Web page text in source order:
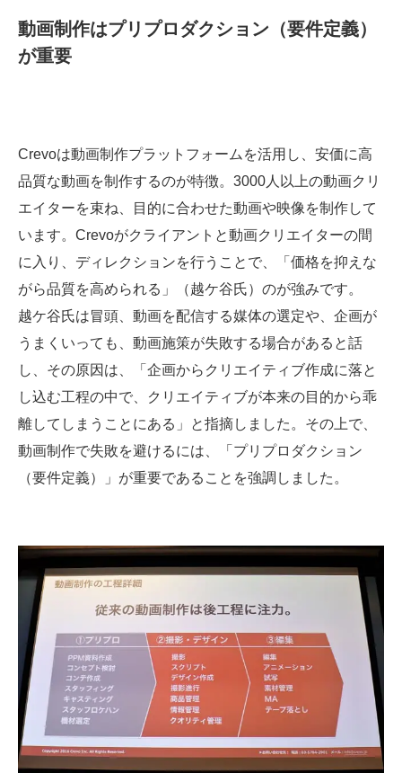
動画制作はプリプロダクション（要件定義）
が重要
Crevoは動画制作プラットフォームを活用し、安価に高
品質な動画を制作するのが特徴。3000人以上の動画クリ
エイターを束ね、目的に合わせた動画や映像を制作して
います。Crevoがクライアントと動画クリエイターの間
に入り、ディレクションを行うことで、「価格を抑えな
がら品質を高められる」（越ケ谷氏）のが強みです。
越ケ谷氏は冒頭、動画を配信する媒体の選定や、企画が
うまくいっても、動画施策が失敗する場合があると話
し、その原因は、「企画からクリエイティブ作成に落と
し込む工程の中で、クリエイティブが本来の目的から乖
離してしまうことにある」と指摘しました。その上で、
動画制作で失敗を避けるには、「プリプロダクション
（要件定義）」が重要であることを強調しました。